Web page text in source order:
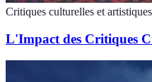
Critiques culturelles et artistiques
L'Impact des Critiques